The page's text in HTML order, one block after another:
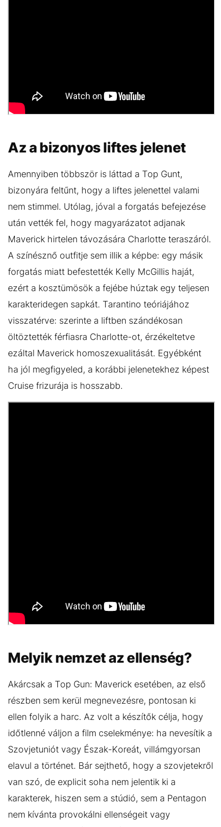
Az a bizonyos liftes jelenet
Amennyiben többször is láttad a Top Gunt,
bizonyára feltűnt, hogy a liftes jelenettel valami
nem stimmel. Utólag, jóval a forgatás befejezése
után vették fel, hogy magyarázatot adjanak
Maverick hirtelen távozására Charlotte teraszáról.
A színésznő outfitje sem illik a képbe: egy másik
forgatás miatt befestették Kelly McGillis haját,
ezért a kosztümösök a fejébe húztak egy teljesen
karakteridegen sapkát. Tarantino teóriájához
visszatérve: szerinte a liftben szándékosan
öltöztették férfiasra Charlotte-ot, érzékeltetve
ezáltal Maverick homoszexualitását. Egyébként
ha jól megfigyeled, a korábbi jelenetekhez képest
Cruise frizurája is hosszabb.
Melyik nemzet az ellenség?
Akárcsak a Top Gun: Maverick esetében, az első
részben sem kerül megnevezésre, pontosan ki
ellen folyik a harc. Az volt a készítők célja, hogy
időtlenné váljon a film cselekménye: ha nevesítik a
Szovjetuniót vagy Észak-Koreát, villámgyorsan
elavul a történet. Bár sejthető, hogy a szovjetekről
van szó, de explicit soha nem jelentik ki a
karakterek, hiszen sem a stúdió, sem a Pentagon
nem kívánta provokálni ellenségeit vagy